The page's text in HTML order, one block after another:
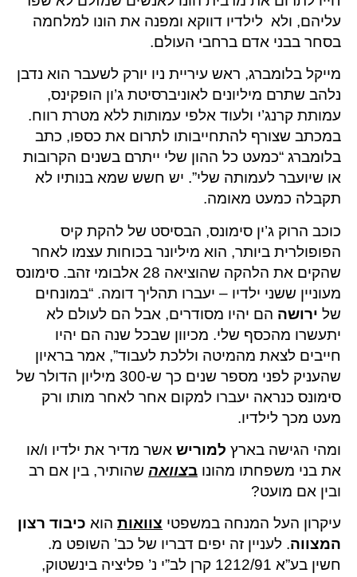
עליהם, ולא לילדיו דווקא ומפנה את הונו למלחמה
בסחר בבני אדם ברחבי העולם.
מייקל בלומברג, ראש עיריית ניו יורק לשעבר הוא נדבן
נלהב שתרם מיליונים לאוניברסיטת ג’ון הופקינס,
עמותת קרנג’י ולעוד אלפי עמותות ללא מטרת רווח.
במכתב שצורף להתחייבותו לתרום את כספו, כתב
בלומברג “כמעט כל ההון שלי ייתרם בשנים הקרובות
או שיועבר לעמותה שלי”. יש חשש שמא בנותיו לא
תקבלה כמעט מאומה.
כוכב הרוק ג’ין סימונס, הבסיסט של להקת קיס
הפופולרית ביותר, הוא מיליונר בכוחות עצמו לאחר
שהקים את הלהקה שהוציאה 28 אלבומי זהב. סימונס
מעוניין ששני ילדיו – יעברו תהליך דומה. “במונחים
של ירושה הם יהיו מסודרים, אבל הם לעולם לא
יתעשרו מהכסף שלי. מכיוון שבכל שנה הם יהיו
חייבים לצאת מהמיטה וללכת לעבוד”, אמר בראיון
שהעניק לפני מספר שנים כך ש-300 מיליון הדולר של
סימונס כנראה יעברו למקום אחר לאחר מותו ורק
מעט מכך לילדיו.
ומהי הגישה בארץ למוריש אשר מדיר את ילדיו ו/או
את בני משפחתו מהונו בצוואה שהותיר, בין אם רב
ובין אם מועט?
עיקרון העל המנחה במשפטי צוואות הוא כיבוד רצון
המצווה. לעניין זה יפים דבריו של כב’ השופט מ.
חשין בע”א 1212/91 קרן לב”י נ’ פליציה בינשטוק,